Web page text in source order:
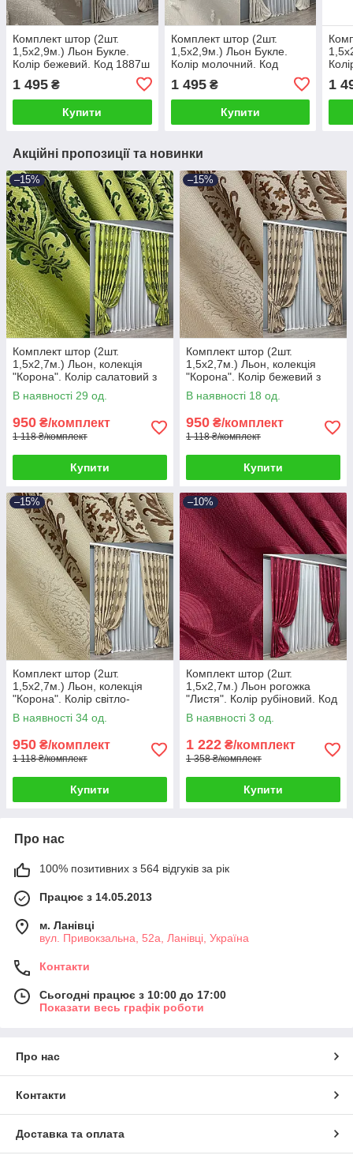
Комплект штор (2шт.
1,5х2,9м.) Льон Букле.
Колір бежевий. Код 1887ш
1 495 ₴
Купити
Комплект штор (2шт.
1,5х2,9м.) Льон Букле.
Колір молочний. Код
1 495₴
Купити
1
Акційні пропозиції та новинки
–15%
Комплект штор (2шт.
1,5х2,7м.) Льон, колекція
"Корона". Колір салатовий з
зеленим. Код 2058ш 33-1253
В наявності 29 од.
950 ₴/комплект
1 118 ₴/комплект
Купити
–15%
Комплект штор (2шт.
1,5х2,7м.) Льон, колекція
"Корона". Колір бежевий з
коричневим. Код 2059ш 33-
1058
В наявності 18 од.
950 ₴/комплект
1 118 ₴/комплект
Купити
–15%
Комплект штор (2шт.
1,5х2,7м.) Льон, колекція
"Корона". Колір світло-
бежевий з коричневим. Код
2057ш 33-1081
В наявності 34 од.
950 ₴/комплект
1 118 ₴/комплект
Купити
–10%
Комплект штор (2шт.
1,5х2,7м.) Льон рогожка
"Листя". Колір рубіновий. Код
1721ш 33-0628
В наявності 3 од.
1 222 ₴/комплект
1 358 ₴/комплект
Купити
Про нас
100% позитивних з 564 відгуків за рік
Працює з 14.05.2013
м. Ланівці
вул. Привокзальна, 52а, Ланівці, Україна
Контакти
Сьогодні працює з 10:00 до 17:00
Показати весь графік роботи
Про нас
Контакти
Доставка та оплата